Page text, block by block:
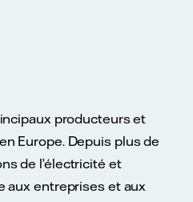
producteurs et
Europe. Depuis plus de
de l’électricité et
aux entreprises et aux